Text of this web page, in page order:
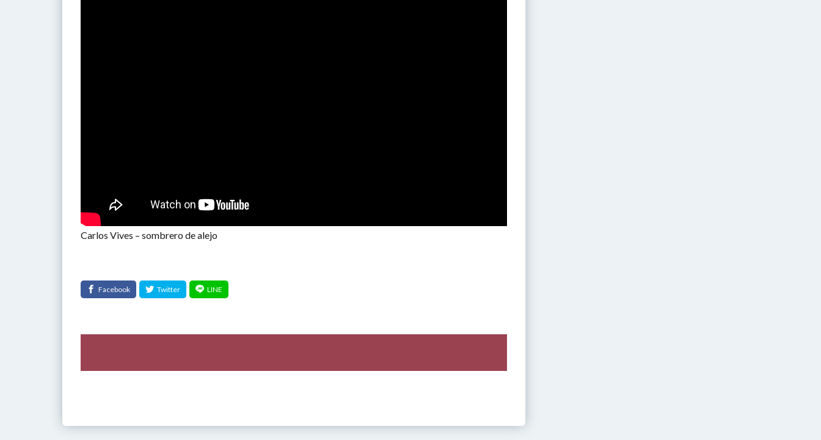
Carlos Vives – sombrero de alejo